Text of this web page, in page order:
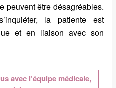
peuvent être désagréables.
la patiente est
et en liaison avec son
avec l’équipe médicale,